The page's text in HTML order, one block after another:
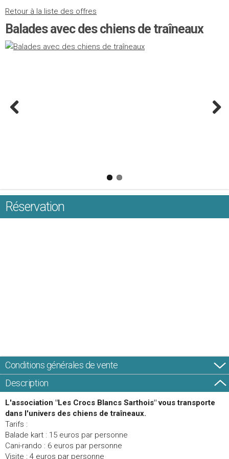
Retour à la liste des offres
Balades avec des chiens de traîneaux
Réservation
Conditions générales de vente
Description
L'association "Les Crocs Blancs Sarthois" vous transporte
dans l'univers des chiens de traîneaux.
Tarifs :
Balade kart : 15 euros par personne
Cani-rando : 6 euros par personne
Visite : 4 euros par personne